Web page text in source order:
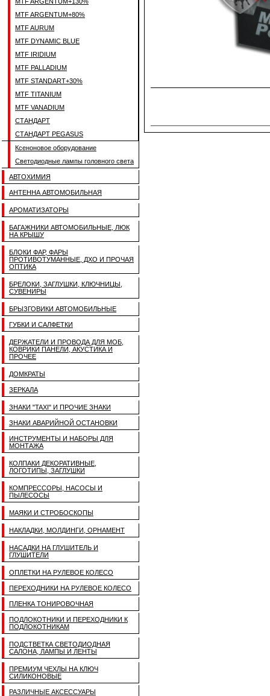
MTF ARGENTUM+80%
MTF AURUM
MTF DYNAMIC BLUE
MTF IRIDIUM
MTF PALLADIUM
MTF STANDART+30%
MTF TITANIUM
MTF VANADIUM
СТАНДАРТ
СТАНДАРТ PEGASUS
Ксеноновое оборудование
Светодиодные лампы головного света
АВТОХИМИЯ
АНТЕННА АВТОМОБИЛЬНАЯ
АРОМАТИЗАТОРЫ
БАГАЖНИКИ АВТОМОБИЛЬНЫЕ, ЛЮК
НА КРЫШУ
БЛОКИ ФАР, ФАРЫ
ПРОТИВОТУМАННЫЕ, ДХО И ПРОЧАЯ
ОПТИКА
БРЕЛОКИ, ЗАГЛУШКИ, КЛЮЧНИЦЫ,
СУВЕНИРЫ
БРЫЗГОВИКИ АВТОМОБИЛЬНЫЕ
ГУБКИ И САЛФЕТКИ
ДЕРЖАТЕЛИ И ПРОВОДА ДЛЯ МОБ,
КОВРИКИ ПАНЕЛИ, АКУСТИКА И
ПРОЧЕЕ
ДОМКРАТЫ
ЗЕРКАЛА
ЗНАКИ "TAXI" И ПРОЧИЕ ЗНАКИ
ЗНАКИ АВАРИЙНОЙ ОСТАНОВКИ
ИНСТРУМЕНТЫ И НАБОРЫ ДЛЯ
МОНТАЖА
КОЛПАКИ ДЕКОРАТИВНЫЕ,
ЛОГОТИПЫ, ЗАГЛУШКИ
КОМПРЕССОРЫ, НАСОСЫ И
ПЫЛЕСОСЫ
МАЯКИ И СТРОБОСКОПЫ
НАКЛАДКИ, МОЛДИНГИ, ОРНАМЕНТ
НАСАДКИ НА ГЛУШИТЕЛЬ И
ГЛУШИТЕЛИ
ОПЛЕТКИ НА РУЛЕВОЕ КОЛЕСО
ПЕРЕХОДНИКИ НА РУЛЕВОЕ КОЛЕСО
ПЛЕНКА ТОНИРОВОЧНАЯ
ПОДЛОКОТНИКИ И ПЕРЕХОДНИКИ К
ПОДЛОКОТНИКАМ
ПОДСТВЕТКА СВЕТОДИОДНАЯ
САЛОНА, ЛАМПЫ И ЛЕНТЫ
ПРЕМИУМ ЧЕХЛЫ НА КЛЮЧ
СИЛИКОНОВЫЕ
РАЗЛИЧНЫЕ АКСЕССУАРЫ